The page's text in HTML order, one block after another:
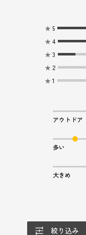
★ 5
★ 4
★ 3
★ 2
★ 1
アウトドア
多い
大きめ
絞り込み